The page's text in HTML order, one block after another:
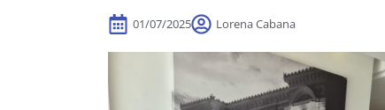
01/07/2025 Lorena Cabana